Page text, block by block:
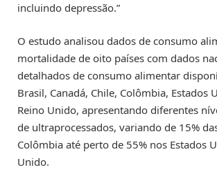
incluindo depressão.”
O estudo analisou dados de consumo
mortalidade de oito países com dados
detalhados de consumo alimentar
Brasil, Canadá, Chile, Colômbia, Estados
Reino Unido, apresentando diferentes
de ultraprocessados, variando de 15%
Colômbia até perto de 55% nos Estados
Unido.